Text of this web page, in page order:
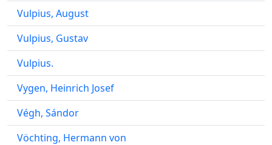
Vulpius, August
Vulpius, Gustav
Vulpius.
Vygen, Heinrich Josef
Végh, Sándor
Vöchting, Hermann von